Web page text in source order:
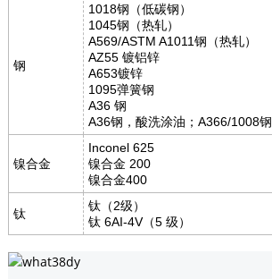
钢
1018钢（低碳钢）
1045钢（热轧）
A569/ASTM A1011钢（热轧）
AZ55 镀铝锌
A653镀锌
1095弹簧钢
A36 钢
A36钢，酸洗涂油；A366/1008钢
镍合金
Inconel 625
镍合金 200
镍合金400
钛
钛（2级）
钛 6AI-4V（5 级）